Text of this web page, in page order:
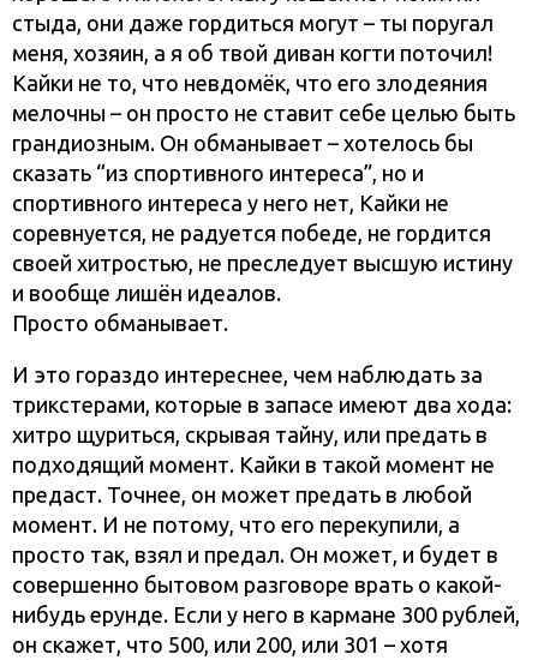
стыда, они даже гордиться могут – ты поругал
меня, хозяин, а я об твой диван когти поточил!
Кайки не то, что невдомёк, что его злодеяния
мелочны – он просто не ставит себе целью быть
грандиозным. Он обманывает – хотелось бы
сказать “из спортивного интереса”, но и
спортивного интереса у него нет, Кайки не
соревнуется, не радуется победе, не гордится
своей хитростью, не преследует высшую истину
и вообще лишён идеалов.
Просто обманывает.
И это гораздо интереснее, чем наблюдать за
трикстерами, которые в запасе имеют два хода:
хитро щуриться, скрывая тайну, или предать в
подходящий момент. Кайки в такой момент не
предаст. Точнее, он может предать в любой
момент. И не потому, что его перекупили, а
просто так, взял и предал. Он может, и будет в
совершенно бытовом разговоре врать о какой-
нибудь ерунде. Если у него в кармане 300 рублей,
он скажет, что 500, или 200, или 301 – хотя